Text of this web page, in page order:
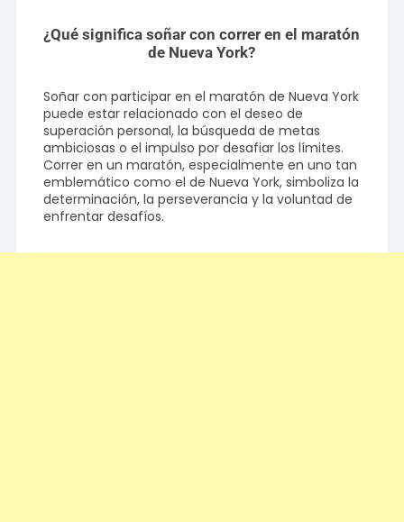
¿Qué significa soñar con correr en el maratón
de Nueva York?
Soñar con participar en el maratón de Nueva York
puede estar relacionado con el deseo de
superación personal, la búsqueda de metas
ambiciosas o el impulso por desafiar los límites.
Correr en un maratón, especialmente en uno tan
emblemático como el de Nueva York, simboliza la
determinación, la perseverancia y la voluntad de
enfrentar desafíos.